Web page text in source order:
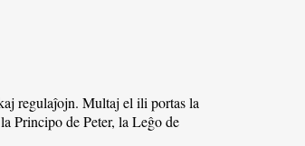
regulaĵojn. Multaj el ili portas la
Principo de Peter, la Leĝo de